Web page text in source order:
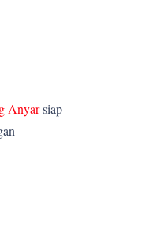
Anyarsiap